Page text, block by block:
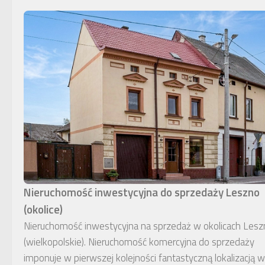
Nieruchomość inwestycyjna do sprzedaży Leszno
(okolice)
Nieruchomość inwestycyjna na sprzedaż w okolicach
(wielkopolskie). Nieruchomość komercyjna do sprzedaży
imponuje w pierwszej kolejności fantastyczną lokalizacją w